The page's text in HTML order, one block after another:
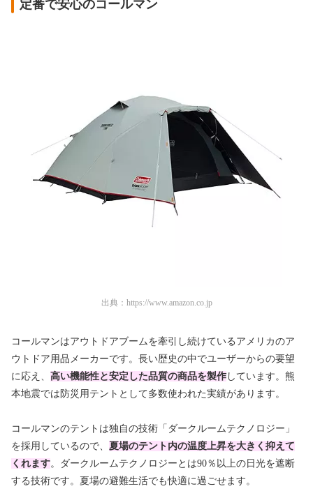
定番で安心のコールマン
出典： https://www.amazon.co.jp
コールマンはアウトドアブームを牽引し続けているアメリカのア
ウトドア用品メーカーです。長い歴史の中でユーザーからの要望
に応え、 高い機能性と安定した品質の商品を製作 しています。熊
本地震では防災用テントとして多数使われた実績があります。
コールマンのテントは独自の技術「ダークルームテクノロジー」
を採用しているので、 夏場のテント内の温度上昇を大きく抑えて
くれます。ダークルームテクノロジーとは90％以上の日光を遮断
する技術です。夏場の避難生活でも快適に過ごせます。